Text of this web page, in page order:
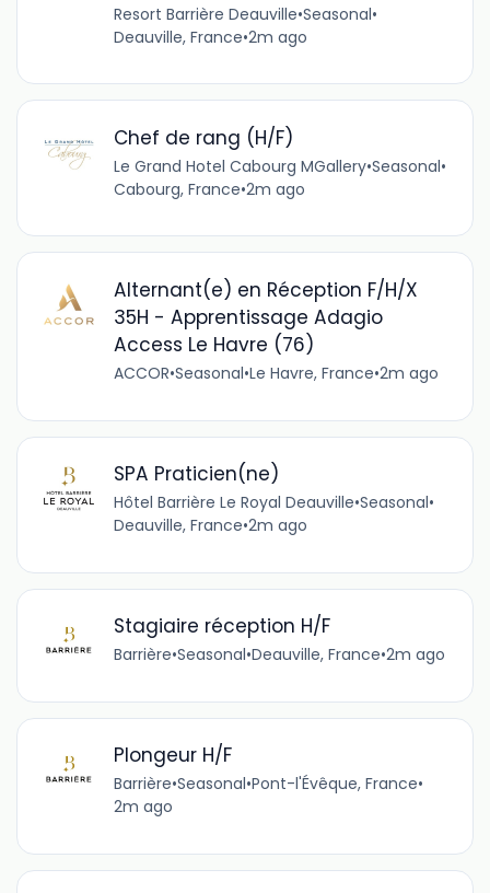
Resort Barrière Deauville•Seasonal•
Deauville, France•2m ago
Chef de rang (H/F)
Le Grand Hotel Cabourg MGallery•Seasonal•
Cabourg, France•2m ago
Alternant(e) en Réception F/H/X
35H - Apprentissage Adagio
Access Le Havre (76)
ACCOR•Seasonal•Le Havre, France•2m ago
SPA Praticien(ne)
Hôtel Barrière Le Royal Deauville•Seasonal•
Deauville, France•2m ago
Stagiaire réception H/F
Barrière•Seasonal•Deauville, France•2m ago
Plongeur H/F
Barrière•Seasonal•Pont-l'Évêque, France•
2m ago